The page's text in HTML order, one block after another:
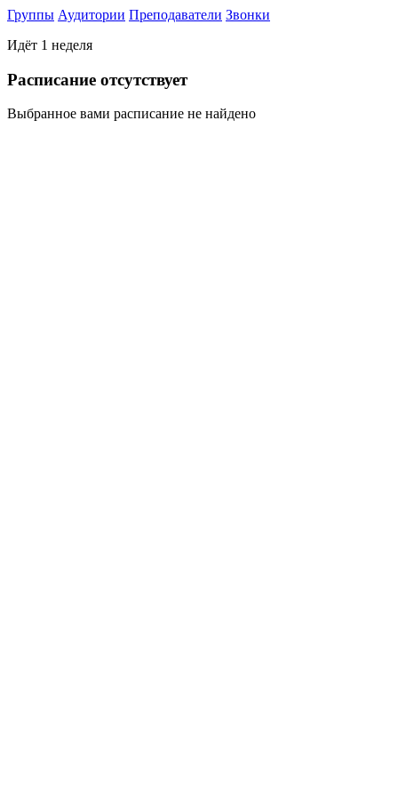
Группы Аудитории Преподаватели Звонки
Идёт 1 неделя
Раcписание отсутствует
Выбранное вами расписание не найдено